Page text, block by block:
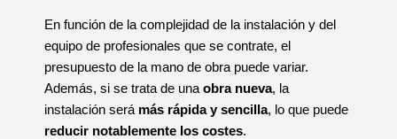
En función de la complejidad de la instalación y del
equipo de profesionales que se contrate, el
presupuesto de la mano de obra puede variar.
Además, si se trata de una obra nueva, la
instalación será más rápida y sencilla, lo que puede
reducir notablemente los costes.